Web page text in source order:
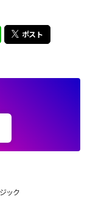
ポスト
ック